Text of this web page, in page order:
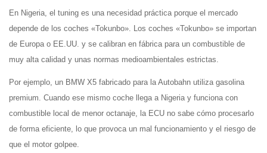
En Nigeria, el tuning es una necesidad práctica porque el mercado
depende de los coches «Tokunbo». Los coches «Tokunbo» se importan
de Europa o EE.UU. y se calibran en fábrica para un combustible de
muy alta calidad y unas normas medioambientales estrictas.
Por ejemplo, un BMW X5 fabricado para la Autobahn utiliza gasolina
premium. Cuando ese mismo coche llega a Nigeria y funciona con
combustible local de menor octanaje, la ECU no sabe cómo procesarlo
de forma eficiente, lo que provoca un mal funcionamiento y el riesgo de
que el motor golpee.